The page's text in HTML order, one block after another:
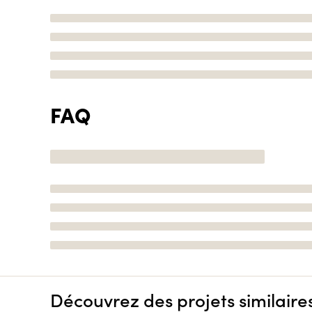
FAQ
Découvrez des projets